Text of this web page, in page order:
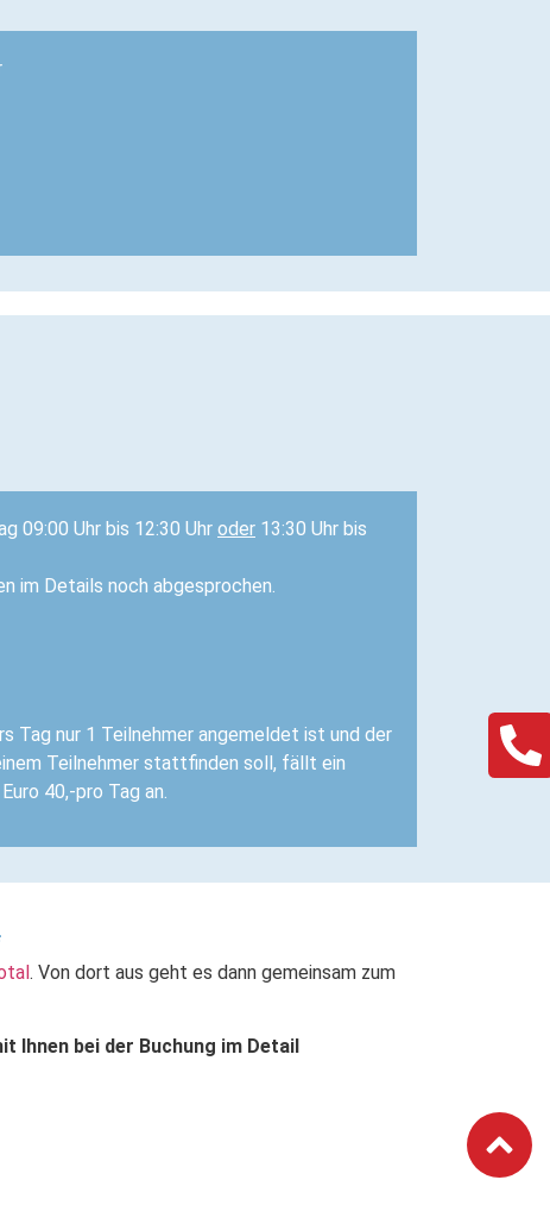
09:00 Uhr bis 12:30 Uhr oder 13:30 Uhr bis
im Details noch abgesprochen.
Tag nur 1 Teilnehmer angemeldet ist und der
Teilnehmer stattfinden soll, fällt ein
40,-pro Tag an.
. Von dort aus geht es dann gemeinsam zum
Ihnen bei der Buchung im Detail